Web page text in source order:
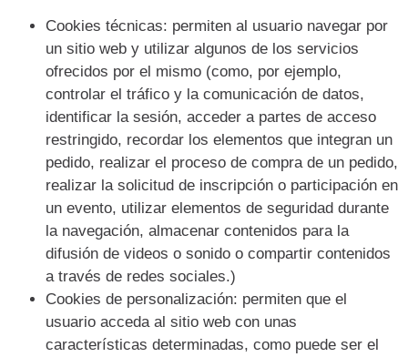
Cookies técnicas: permiten al usuario navegar por
un sitio web y utilizar algunos de los servicios
ofrecidos por el mismo (como, por ejemplo,
controlar el tráfico y la comunicación de datos,
identificar la sesión, acceder a partes de acceso
restringido, recordar los elementos que integran un
pedido, realizar el proceso de compra de un pedido,
realizar la solicitud de inscripción o participación en
un evento, utilizar elementos de seguridad durante
la navegación, almacenar contenidos para la
difusión de videos o sonido o compartir contenidos
a través de redes sociales.)
Cookies de personalización: permiten que el
usuario acceda al sitio web con unas
características determinadas, como puede ser el